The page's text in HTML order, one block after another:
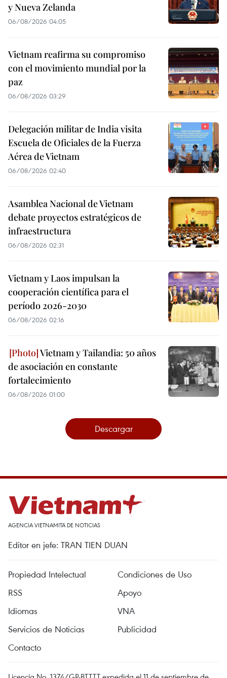
y Nueva Zelanda
06/08/2026 04:05
Vietnam reafirma su compromiso
con el movimiento mundial por la
paz
06/08/2026 03:29
Delegación militar de India visita
Escuela de Oficiales de la Fuerza
Aérea de Vietnam
06/08/2026 02:40
Asamblea Nacional de Vietnam
debate proyectos estratégicos de
infraestructura
06/08/2026 02:31
Vietnam y Laos impulsan la
cooperación científica para el
período 2026-2030
06/08/2026 02:16
Vietnam y Tailandia: 50 años
de asociación en constante
fortalecimiento
06/08/2026 01:00
Descargar
AGENCIA VIETNAMITA DE NOTICIAS
Editor en jefe: TRAN TIEN DUAN
Propiedad Intelectual
Condiciones de Uso
RSS
Apoyo
Idiomas
VNA
Servicios de Noticias
Publicidad
Contacto